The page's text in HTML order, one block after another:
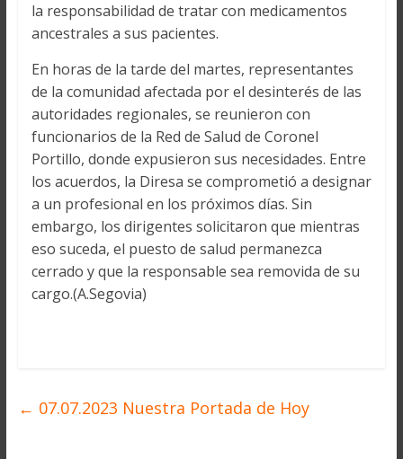
la responsabilidad de tratar con medicamentos
ancestrales a sus pacientes.
En horas de la tarde del martes, representantes
de la comunidad afectada por el desinterés de las
autoridades regionales, se reunieron con
funcionarios de la Red de Salud de Coronel
Portillo, donde expusieron sus necesidades. Entre
los acuerdos, la Diresa se comprometió a designar
a un profesional en los próximos días. Sin
embargo, los dirigentes solicitaron que mientras
eso suceda, el puesto de salud permanezca
cerrado y que la responsable sea removida de su
cargo.(A.Segovia)
← 07.07.2023 Nuestra Portada de Hoy